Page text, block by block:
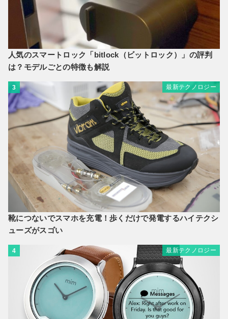
人気のスマートロック「bitlock（ビットロック）」の評判
は？モデルごとの特徴も解説
3 最新テクノロジー
靴につないでスマホを充電！歩くだけで発電するハイテクシ
ューズがスゴい
4 最新テクノロジー